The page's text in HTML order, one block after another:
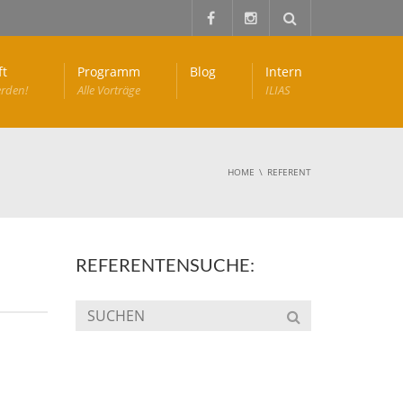
Programm
Alle Vorträge
Blog Intern
ILIAS
HOME REFERENT
REFERENTENSUCHE: